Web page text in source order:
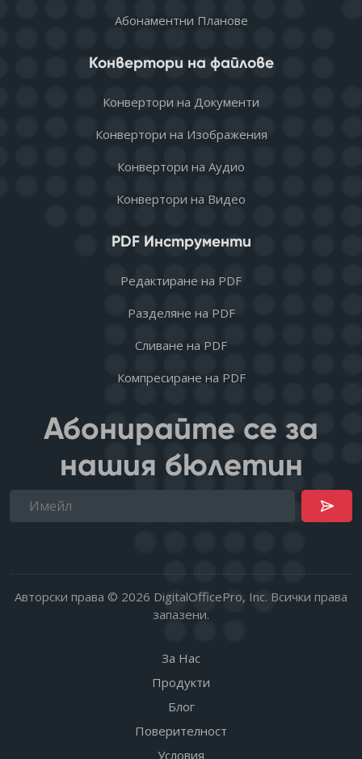
Абонаментни Планове
Конвертори на файлове
Конвертори на Документи
Конвертори на Изображения
Конвертори на Аудио
Конвертори на Видео
PDF Инструменти
Редактиране на PDF
Разделяне на PDF
Сливане на PDF
Компресиране на PDF
Абонирайте се за
нашия бюлетин
Авторски права © 2026 DigitalOfficePro, Inc. Всички права
запазени.
За Нас
Продукти
Блог
Поверителност
Условия